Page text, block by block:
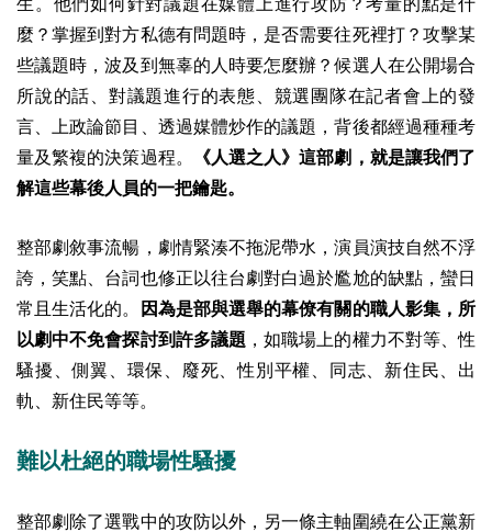
麼？掌握到對方私德有問題時，是否需要往死裡打？攻擊某
些議題時，波及到無辜的人時要怎麼辦？候選人在公開場合
所說的話、對議題進行的表態、競選團隊在記者會上的發
言、上政論節目、透過媒體炒作的議題，背後都經過種種考
量及繁複的決策過程。
《人選之人》這部劇，就是讓我們了
解這些幕後人員的一把鑰匙。
整部劇敘事流暢，劇情緊湊不拖泥帶水，演員演技自然不浮
誇，笑點、台詞也修正以往台劇對白過於尷尬的缺點，蠻日
常且生活化的。
因為是部與選舉的幕僚有關的職人影集，所
以劇中不免會探討到許多議題 ，如職場上的權力不對等、性
騷擾、側翼、環保、廢死、性別平權、同志、新住民、出
軌、新住民等等。
難以杜絕的職場性騷擾
整部劇除了選戰中的攻防以外，另一條主軸圍繞在公正黨新